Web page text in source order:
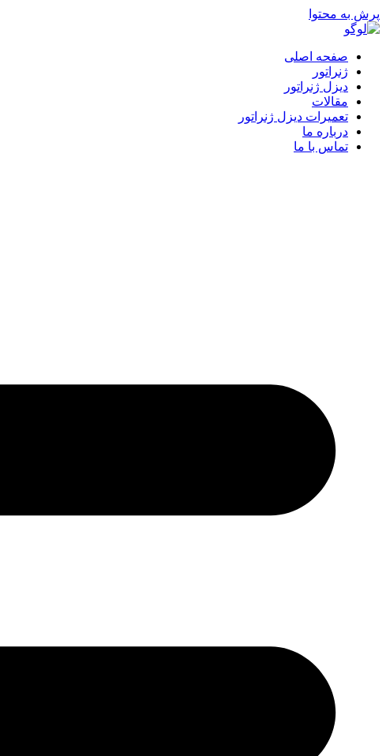
پرش به محتوا
صفحه اصلی
ژنراتور
دیزل ژنراتور
مقالات
تعمیرات دیزل ژنراتور
درباره ما
تماس با ما